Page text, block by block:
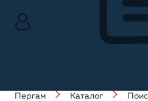
Пергам Каталог